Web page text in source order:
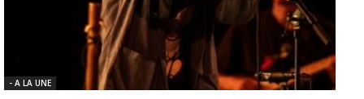
- A LA UNE